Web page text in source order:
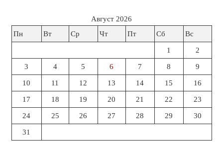
Август 2026
Пн
Вт Ср Чт Пт Сб Вс
1 2
3 4 5 6 7 8 9
10 11 12 13 14 15 16
17 18 19 20 21 22 23
24 25 26 27 28 29 30
31